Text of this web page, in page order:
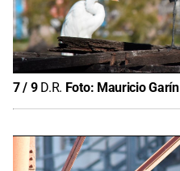
7/ 9 D.R. Foto: Mauricio Garín